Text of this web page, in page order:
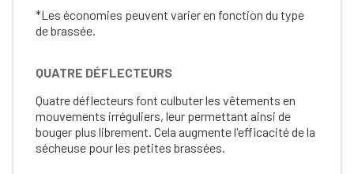
*Les économies peuvent varier en fonction du type
de brassée.
QUATRE DÉFLECTEURS
Quatre déflecteurs font culbuter les vêtements en
mouvements irréguliers, leur permettant ainsi de
bouger plus librement. Cela augmente l'efficacité de la
sécheuse pour les petites brassées.